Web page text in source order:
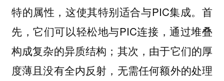
特的属性，这使其特别适合与PIC集成。首
先，它们可以轻松地与PIC连接，通过堆叠
构成复杂的异质结构；其次，由于它们的厚
度薄且没有全内反射，无需任何额外的处理